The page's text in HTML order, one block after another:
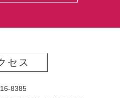
セス
8385